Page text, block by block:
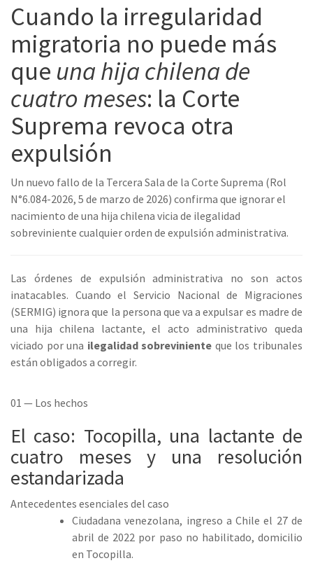
Cuando la irregularidad
migratoria no puede más
que una hija chilena de
cuatro meses: la Corte
Suprema revoca otra
expulsión
Un nuevo fallo de la Tercera Sala de la Corte Suprema (Rol
N°6.084-2026, 5 de marzo de 2026) confirma que ignorar el
nacimiento de una hija chilena vicia de ilegalidad
sobreviniente cualquier orden de expulsión administrativa.
Las órdenes de expulsión administrativa no son actos
inatacables. Cuando el Servicio Nacional de Migraciones
(SERMIG) ignora que la persona que va a expulsar es madre de
una hija chilena lactante, el acto administrativo queda
viciado por una ilegalidad sobreviniente que los tribunales
están obligados a corregir.
01 — Los hechos
El caso: Tocopilla, una lactante de
cuatro meses y una resolución
estandarizada
Antecedentes esenciales del caso
Ciudadana venezolana, ingreso a Chile el 27 de
abril de 2022 por paso no habilitado, domicilio
en Tocopilla.